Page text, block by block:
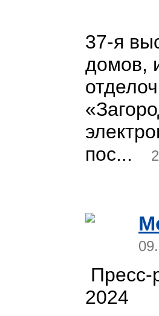
37-я
домов,
пос...
Пресс-
2024